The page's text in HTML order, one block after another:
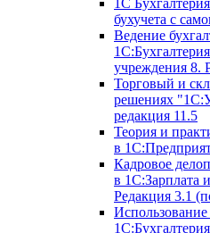
1С
бухучета с
Ведение
учреждения 8.
Торговый и
решениях
редакция 11.5
Теория и
в
Кадровое
в 1С:Зарплата
Редакция 3.1